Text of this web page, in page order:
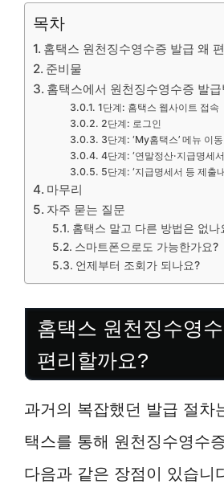
목차
홈택스 원천징수영수증 발급 왜
준비물
홈택스에서 원천징수영수증 발
1단계: 홈택스 웹사이트 접속
2단계: 로그인
3단계: ‘My홈택스’ 메뉴 이동
4단계: ‘연말정산·지급명세
5단계: ‘지급명세서 등 제출
마무리
자주 묻는 질문
홈택스 말고 다른 방법은 없나
스마트폰으로도 가능한가요?
언제부터 조회가 되나요?
홈택스 원천징수영
편리할까요?
과거의 복잡했던 발급 절차
택스를 통해 원천징수영수
다음과 같은 장점이 있습니